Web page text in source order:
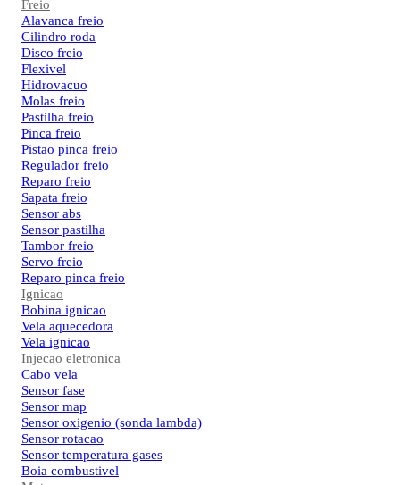
Freio
Alavanca freio
Cilindro roda
Disco freio
Flexivel
Hidrovacuo
Molas freio
Pastilha freio
Pinca freio
Pistao pinca freio
Regulador freio
Reparo freio
Sapata freio
Sensor abs
Sensor pastilha
Tambor freio
Servo freio
Reparo pinca freio
Ignicao
Bobina ignicao
Vela aquecedora
Vela ignicao
Injecao eletronica
Cabo vela
Sensor fase
Sensor map
Sensor oxigenio (sonda lambda)
Sensor rotacao
Sensor temperatura gases
Boia combustivel